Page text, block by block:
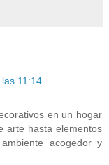
11:14
en un hogar
arte hasta elementos
acogedor y